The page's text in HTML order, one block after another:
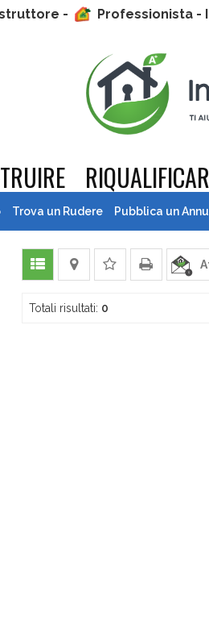
- Professionista -
Trova un Rudere Pubblica un
Totali risultati: 0